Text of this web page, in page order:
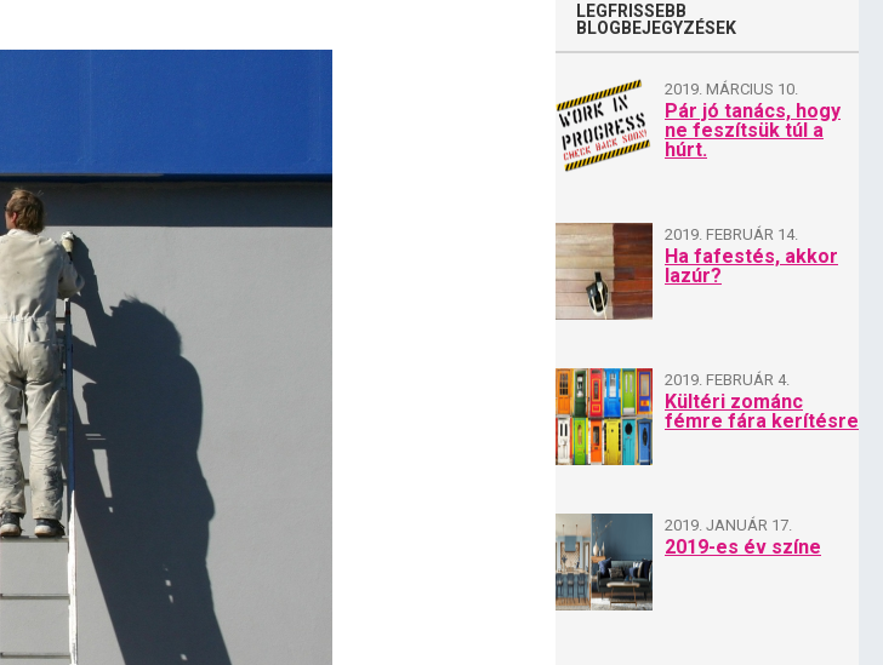
LEGFRISSEBB
BLOGBEJEGYZÉSEK
2019. MÁRCIUS 10.
Pár jó tanács, hogy
ne feszítsük túl a
húrt.
2019. FEBRUÁR 14.
Ha fafestés, akkor
lazúr?
2019. FEBRUÁR 4.
Kültéri zománc
fémre fára kerítésre
2019. JANUÁR 17.
2019-es év színe